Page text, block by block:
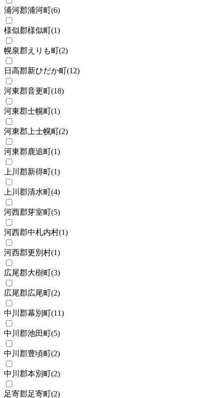
浦河郡浦河町(6)
様似郡様似町(1)
幌泉郡えりも町(2)
日高郡新ひだか町(12)
河東郡音更町(18)
河東郡士幌町(1)
河東郡上士幌町(2)
河東郡鹿追町(1)
上川郡新得町(1)
上川郡清水町(4)
河西郡芽室町(5)
河西郡中札内村(1)
河西郡更別村(1)
広尾郡大樹町(3)
広尾郡広尾町(2)
中川郡幕別町(11)
中川郡池田町(5)
中川郡豊頃町(2)
中川郡本別町(2)
足寄郡足寄町(2)